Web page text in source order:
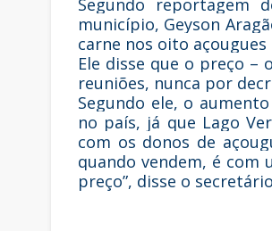
Segundo reportagem
município, Geyson
carne nos oito açougues
Ele disse que o preço –
reuniões, nunca por
Segundo ele, o
no país, já que Lago
com os donos de
quando vendem, é com
preço”, disse o